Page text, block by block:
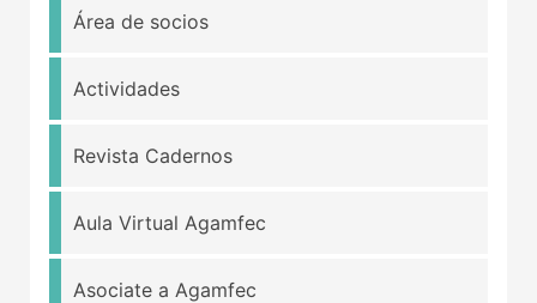
Área de socios
Actividades
Revista Cadernos
Aula Virtual Agamfec
Asociate a Agamfec